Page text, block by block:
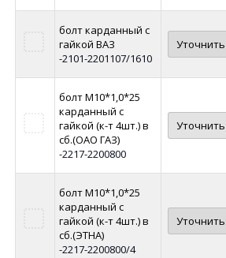
болт карданный с
гайкой ВАЗ
-2101-2201107/1610
Уточнить
болт М10*1,0*25
карданный с
гайкой (к-т 4шт.) в
сб.(ОАО ГАЗ)
-2217-2200800
Уточнить
болт М10*1,0*25
карданный с
гайкой (к-т 4шт.) в
сб.(ЭТНА)
-2217-2200800/4
Уточнить